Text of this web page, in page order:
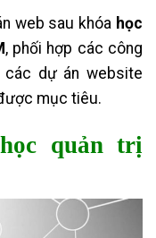
web sau khóa học
, phối hợp các công
dự án website
mục tiêu.
quản trị